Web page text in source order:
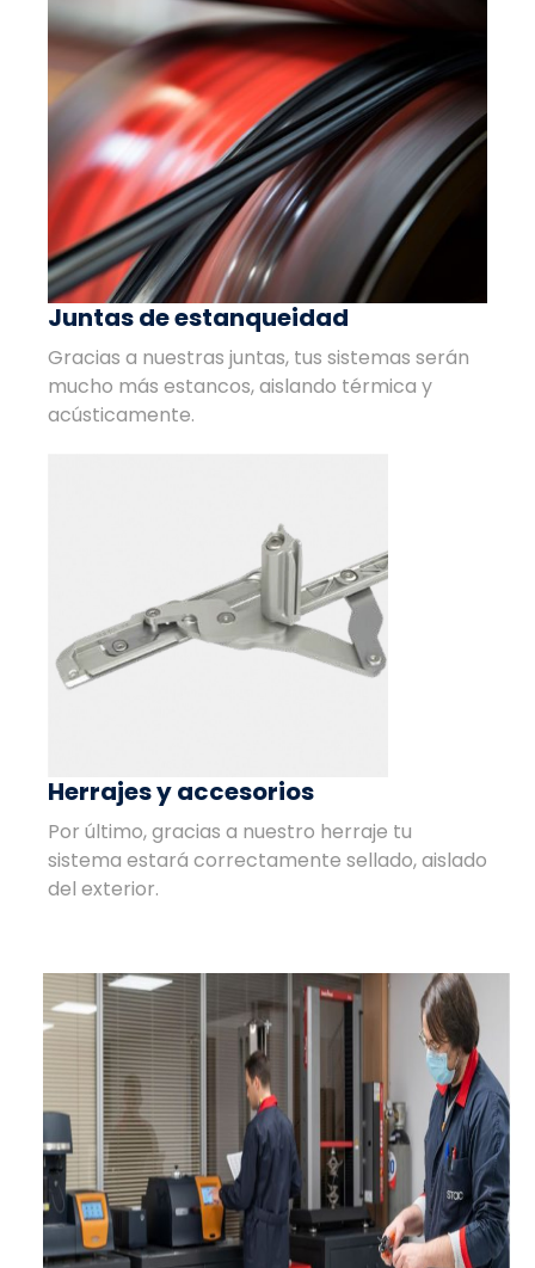
Juntas de estanqueidad
Gracias a nuestras juntas, tus sistemas serán
mucho más estancos, aislando térmica y
acústicamente.
Herrajes y accesorios
Por último, gracias a nuestro herraje tu
sistema estará correctamente sellado, aislado
del exterior.